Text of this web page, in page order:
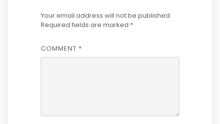
Your email address will not be published.
Required fields are marked *
COMMENT *